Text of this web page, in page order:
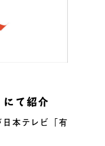
て紹介
本テレビ「有